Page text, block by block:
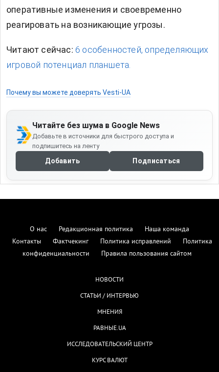
оперативные изменения и своевременно
реагировать на возникающие угрозы.
Читают сейчас: 6 особенностей, определяющих
игровой потенциал планшета.
Почему вы можете доверять Vesti-UA
Читайте без шума в Google News
Добавьте в источники для быстрого доступа и
подпишитесь на ленту
Добавить Подписаться
О нас Редакционная политика
Наша команда
Контакты
Фактчекинг Политика исправлений
Политика
конфиденциальности
Правила пользования сайтом
НОВОСТИ
СТАТЬИ / ИНТЕРВЬЮ
МНЕНИЯ
РАВНЫЕ.UA
ИССЛЕДОВАТЕЛЬСКИЙ ЦЕНТР
КУРС ВАЛЮТ